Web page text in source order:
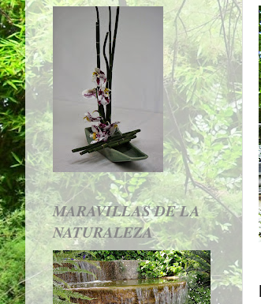
MARAVILLAS DE LA
NATURALEZA